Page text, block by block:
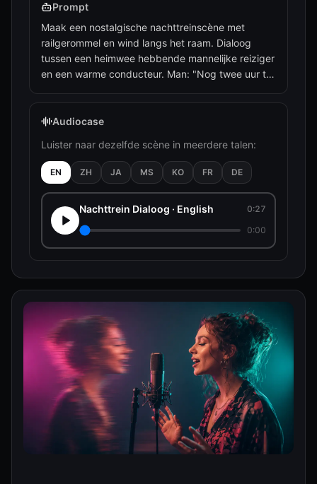
Prompt
Maak een nostalgische nachttreinscène met
railgerommel en wind langs het raam. Dialoog
tussen een heimwee hebbende mannelijke reiziger
en een warme conducteur. Man: "Nog twee uur te
gebloeid?" Conducteur: "Ga je naar huis voor het
nieuwe jaar, jongeman? Deze trein is traag, maar
Audiocase
Luister naar dezelfde scène in meerdere talen:
EN ZH JA MS KO FR DE
Nachttrein Dialoog · English
0:27
0:00